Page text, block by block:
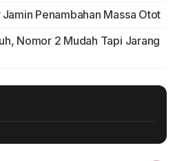
Jamin Penambahan Massa Otot
Nomor 2 Mudah Tapi Jarang